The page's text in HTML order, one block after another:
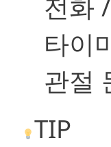
전화
타이
관절
TIP